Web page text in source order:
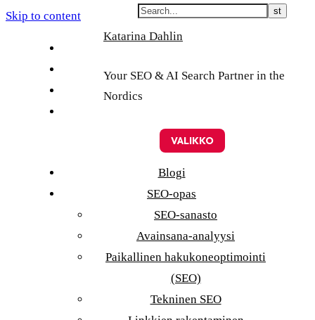
Skip to content
Katarina Dahlin
Your SEO & AI Search Partner in the
Nordics
VALIKKO
Blogi
SEO-opas
SEO-sanasto
Avainsana-analyysi
Paikallinen hakukoneoptimointi
(SEO)
Tekninen SEO